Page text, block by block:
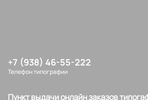
+7 (938) 46-55-222
Телефон типографии
Пункт выдачи онлайн заказов